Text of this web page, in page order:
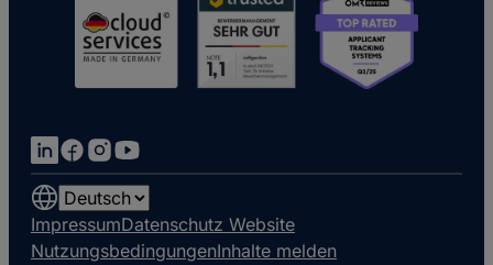
Choose
a
language
ImpressumDatenschutz Website
NutzungsbedingungenInhalte melden